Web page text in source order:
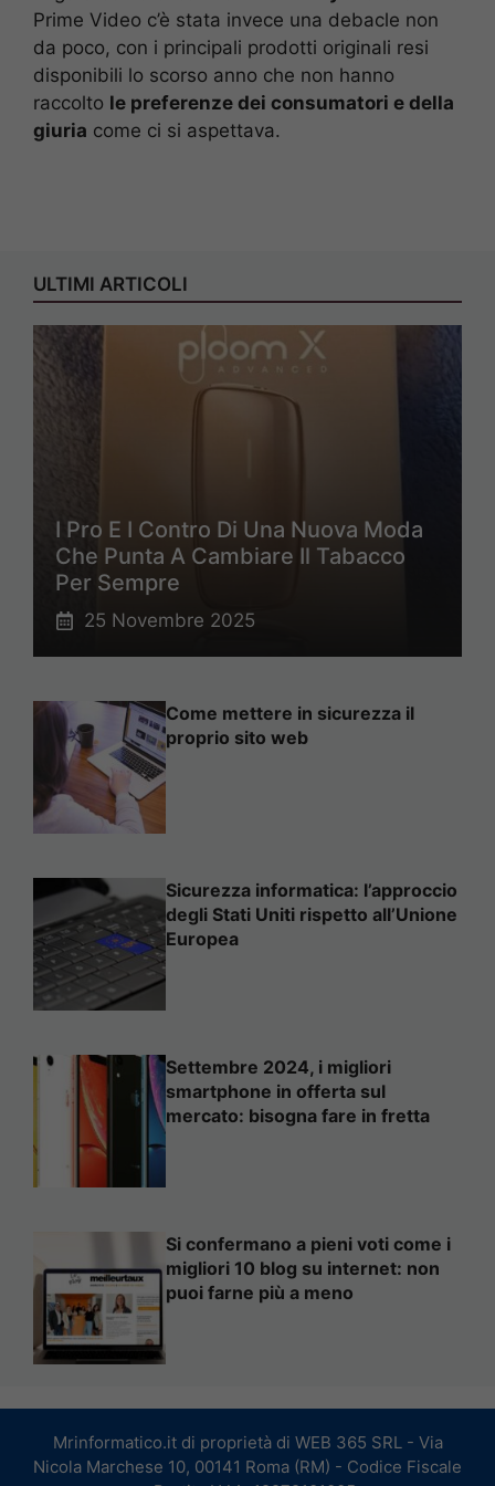
Prime Video c’è stata invece una debacle non
da poco, con i principali prodotti originali resi
disponibili lo scorso anno che non hanno
raccolto le preferenze dei consumatori e della
giuria come ci si aspettava.
ULTIMI ARTICOLI
I Pro E I Contro Di Una Nuova Moda
Che Punta A Cambiare Il Tabacco
Per Sempre
25 Novembre 2025
Come mettere in sicurezza il
proprio sito web
Sicurezza informatica: l’approccio
degli Stati Uniti rispetto all’Unione
Europea
Settembre 2024, i migliori
smartphone in offerta sul
mercato: bisogna fare in fretta
Si confermano a pieni voti come i
migliori 10 blog su internet: non
puoi farne più a meno
Mrinformatico.it di proprietà di WEB 365 SRL - Via
Nicola Marchese 10, 00141 Roma (RM) - Codice Fiscale